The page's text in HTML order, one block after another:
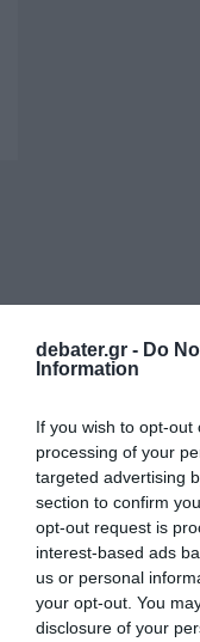
debater.gr - Do
Information
If you wish to opt-
processing of your
targeted advertising
section to confirm
opt-out request is
interest-based ads
us or personal
your opt-out. You
disclosure of your